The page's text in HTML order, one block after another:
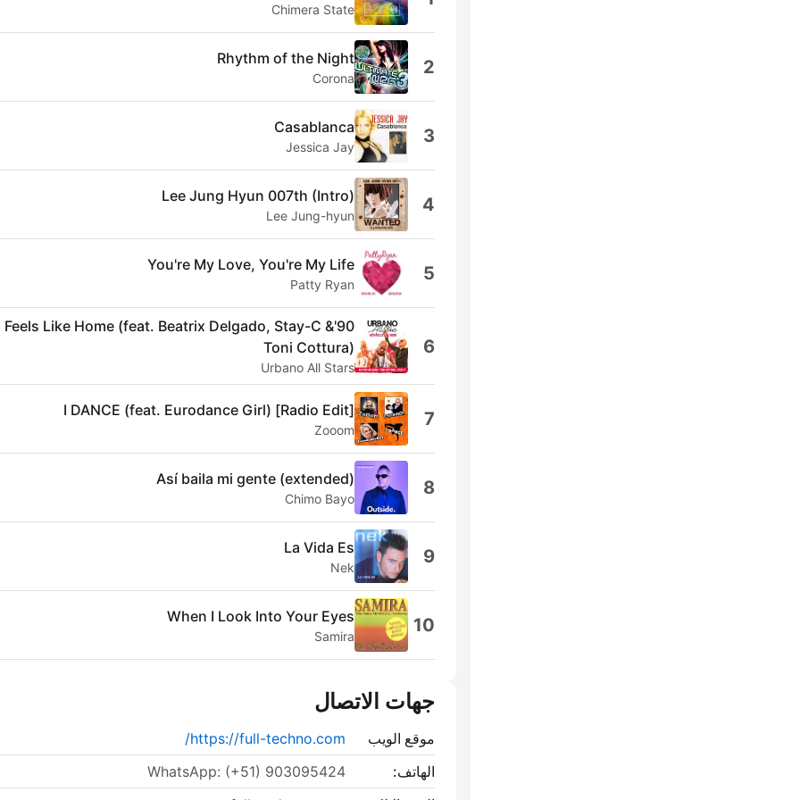
Chimera State
2
Rhythm of the Night
Corona
3
Casablanca
Jessica Jay
4
Lee Jung Hyun 007th (Intro)
Lee Jung-hyun
5
You're My Love, You're My Life
Patty Ryan
6
Feels Like Home (feat. Beatrix Delgado, Stay-C &
Toni Cottura)
Urbano All Stars
7
I DANCE (feat. Eurodance Girl) [Radio Edit]
Zooom
8
Así baila mi gente (extended)
Chimo Bayo
9
La Vida Es
Nek
10
When I Look Into Your Eyes
Samira
جهات الاتصال
موقع الويب
https://full-techno.com/
الهاتف:
WhatsApp: (+51) 903095424